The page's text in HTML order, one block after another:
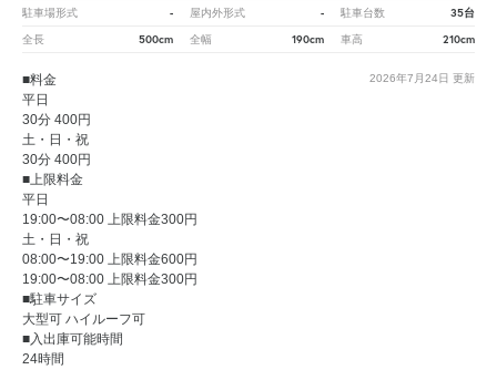
駐車場形式 - 屋内外形式 - 駐車台数 35台
全長 500cm 全幅 190cm 車高 210cm
2026年7月24日 更新
■料金
平日
30分 400円
土・日・祝
30分 400円
■上限料金
平日
19:00〜08:00 上限料金300円
土・日・祝
08:00〜19:00 上限料金600円
19:00〜08:00 上限料金300円
■駐車サイズ
大型可 ハイルーフ可
■入出庫可能時間
24時間